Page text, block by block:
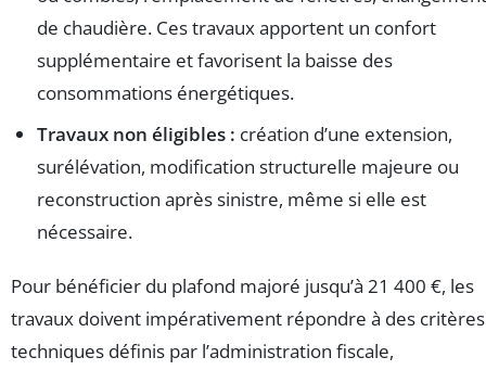
de chaudière. Ces travaux apportent un confort
supplémentaire et favorisent la baisse des
consommations énergétiques.
Travaux non éligibles : création d’une extension,
surélévation, modification structurelle majeure ou
reconstruction après sinistre, même si elle est
nécessaire.
Pour bénéficier du plafond majoré jusqu’à 21 400 €, les
travaux doivent impérativement répondre à des critères
techniques définis par l’administration fiscale,